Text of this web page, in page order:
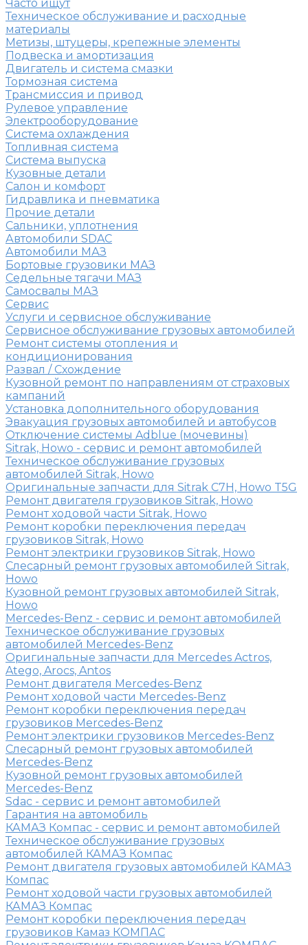
Часто ищут
Техническое обслуживание и расходные
материалы
Метизы, штуцеры, крепежные элементы
Подвеска и амортизация
Двигатель и система смазки
Тормозная система
Трансмиссия и привод
Рулевое управление
Электрооборудование
Система охлаждения
Топливная система
Система выпуска
Кузовные детали
Салон и комфорт
Гидравлика и пневматика
Прочие детали
Сальники, уплотнения
Автомобили SDAC
Автомобили МАЗ
Бортовые грузовики МАЗ
Седельные тягачи МАЗ
Самосвалы МАЗ
Сервис
Услуги и сервисное обслуживание
Сервисное обслуживание грузовых автомобилей
Ремонт системы отопления и
кондиционирования
Развал / Схождение
Кузовной ремонт по направлениям от страховых
кампаний
Установка дополнительного оборудования
Эвакуация грузовых автомобилей и автобусов
Отключение системы Adblue (мочевины)
Sitrak, Howo - сервис и ремонт автомобилей
Техническое обслуживание грузовых
автомобилей Sitrak, Howo
Оригинальные запчасти для Sitrak C7H, Howo T5G
Ремонт двигателя грузовиков Sitrak, Howo
Ремонт ходовой части Sitrak, Howo
Ремонт коробки переключения передач
грузовиков Sitrak, Howo
Ремонт электрики грузовиков Sitrak, Howo
Слесарный ремонт грузовых автомобилей Sitrak,
Howo
Кузовной ремонт грузовых автомобилей Sitrak,
Howo
Mercedes-Benz - сервис и ремонт автомобилей
Техническое обслуживание грузовых
автомобилей Mercedes-Benz
Оригинальные запчасти для Mercedes Actros,
Atego, Arocs, Antos
Ремонт двигателя Mercedes-Benz
Ремонт ходовой части Mercedes-Benz
Ремонт коробки переключения передач
грузовиков Mercedes-Benz
Ремонт электрики грузовиков Mercedes-Benz
Слесарный ремонт грузовых автомобилей
Mercedes-Benz
Кузовной ремонт грузовых автомобилей
Mercedes-Benz
Sdac - сервис и ремонт автомобилей
Гарантия на автомобиль
КАМАЗ Компас - сервис и ремонт автомобилей
Техническое обслуживание грузовых
автомобилей КАМАЗ Компас
Ремонт двигателя грузовых автомобилей КАМАЗ
Компас
Ремонт ходовой части грузовых автомобилей
КАМАЗ Компас
Ремонт коробки переключения передач
грузовиков Камаз КОМПАС